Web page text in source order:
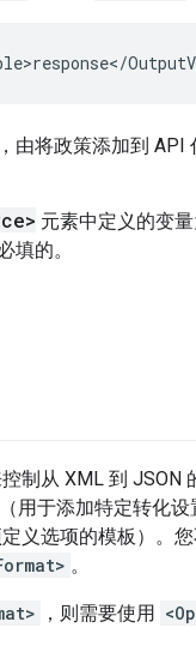
由将政策添加到 API
元素中定义的变
填的。
制从 XML 到 JSON
用于添加特定转化设
义选项的模板）。
。
，则需要使用